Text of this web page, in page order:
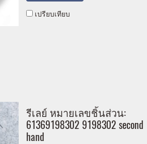
เปรียบเทียบ
รีเลย์ หมายเลขชิ้นส่วน:
61369198302 9198302 second
hand